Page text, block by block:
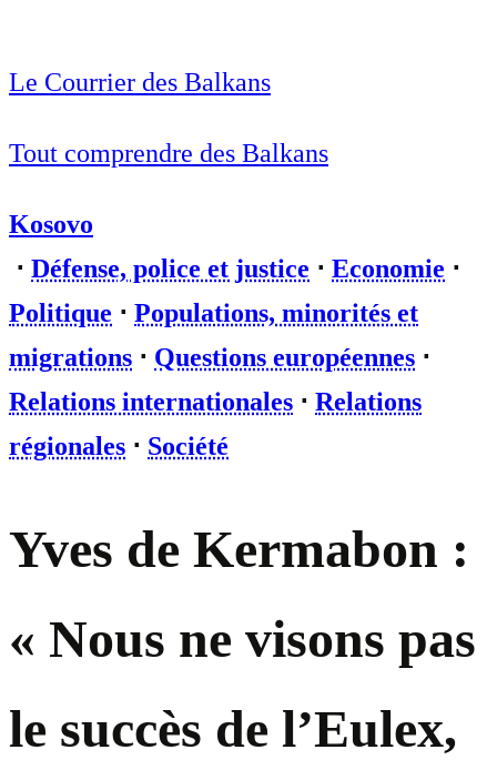
Le Courrier des Balkans
Tout comprendre des Balkans
Kosovo
⋅ Défense, police et justice ⋅ Economie ⋅
Politique ⋅ Populations, minorités et
migrations ⋅ Questions européennes ⋅
Relations internationales ⋅ Relations
régionales ⋅ Société
Yves de Kermabon :
« Nous ne visons pas
le succès de l’Eulex,